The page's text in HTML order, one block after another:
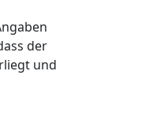
der
und